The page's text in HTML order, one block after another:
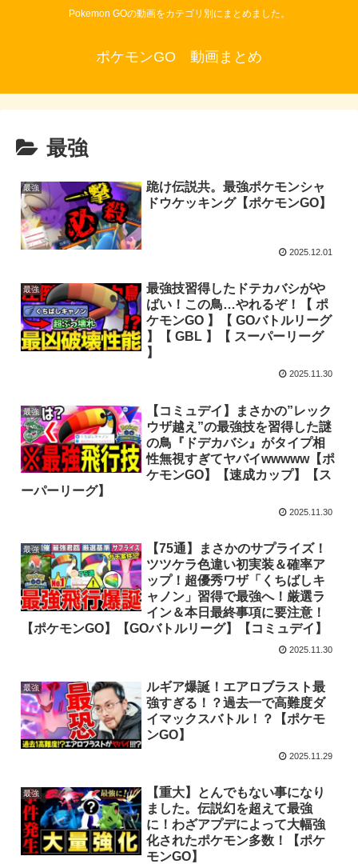
Pokemon GOの動画をカテゴリ別にまとめました。
ポケモンGO 動画まとめ
最強
最強
跪け伝説共。最強ポケモンシャ
ドウケッキング【ポケモンGO】
2025.12.01
最強
最強技習得したドテカバシがや
ばい！この鳥…やれるぞ！【 ポ
ケモンGO 】【 GOバトルリーグ
】【 GBL 】【 スーパーリーグ
】
2025.11.30
最強
【コミュデイ】まさかの”レック
ウザ越え”の最強技を習得した謎
の鳥『ドデカバシ』がタイプ相
性無視すぎてヤバイwwwww【ポ
ケモンGO】【速成カップ】【ス
ーパーリーグ】
2025.11.30
最強
【75通】まさかのサプライズ！
ツツケラ色違い初実装＆確率ア
ップ！超優秀ワザ「くちばしキ
ャノン」習得で最強へ！厳選ラ
イン＆本日最終事項に要注意！
【ポケモンGO】【GOバトルリーグ】【コミュデイ】
2025.11.30
最強
ルギア爆誕！エアロブラスト最
強すぎる！？過去一で高難度ダ
イマックスバトル！？【ポケモ
ンGO】
2025.11.29
最強
【重大】とんでもない事になり
ました。伝説幻を超えて最強
に！わざアプデによって大幅強
化されたポケモン多数！【ポケ
モンGO】